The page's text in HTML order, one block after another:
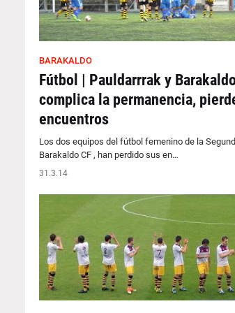
BARAKALDO
Fútbol | Pauldarrrak y
complica la permanencia,
encuentros
Los dos equipos del fútbol femenino de la
Barakaldo CF , han perdido sus en…
31.3.14